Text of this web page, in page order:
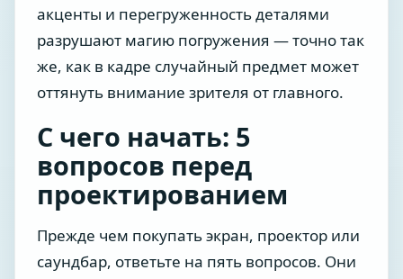
акценты и перегруженность деталями
разрушают магию погружения — точно так
же, как в кадре случайный предмет может
оттянуть внимание зрителя от главного.
С чего начать: 5
вопросов перед
проектированием
Прежде чем покупать экран, проектор или
саундбар, ответьте на пять вопросов. Они